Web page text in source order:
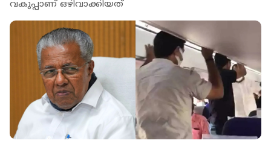
വകുപ്പാണ് ഒഴിവാക്കിയത്